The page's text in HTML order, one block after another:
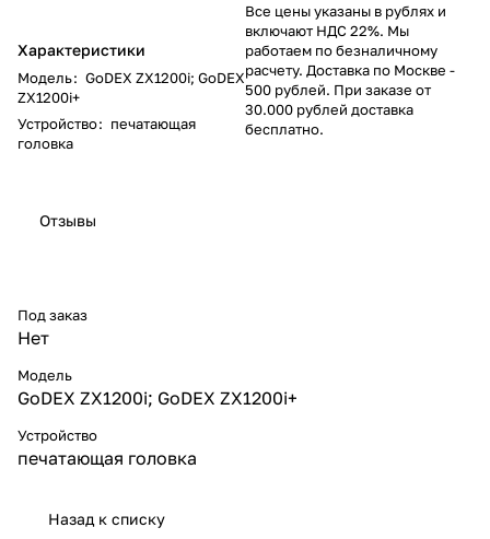
Характеристики
Модель: GoDEX ZX1200i; GoDEX
ZX1200i+
Устройство: печатающая
головка
Все цены указаны в рублях и
включают НДС 22%. Мы
работаем по безналичному
расчету. Доставка по Москве -
500 рублей. При заказе от
30.000 рублей доставка
бесплатно.
Отзывы
Под заказ
Нет
Модель
GoDEX ZX1200i; GoDEX ZX1200i+
Устройство
печатающая головка
Назад к списку